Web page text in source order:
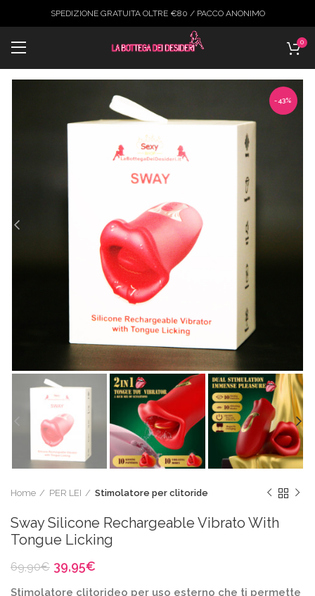
SPEDIZIONE GRATUITA OLTRE €80 / PACCO ANONIMO
0
-43%
Home PER LEI Stimolatore per clitoride
Sway Silicone Rechargeable Vibrato With
Tongue Licking
69,90€ Il
39,95€
Stimolatore clitorideo per uso esterno che ti permette